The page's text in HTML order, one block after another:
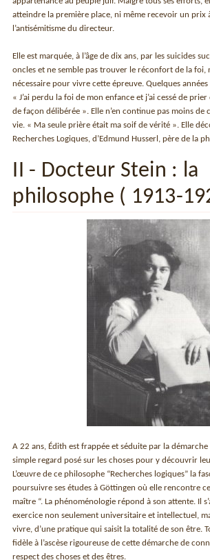
atteindre la première place, ni même recevoir un prix
l’antisémitisme du directeur.
Elle est marquée, à l’âge de dix ans, par les suicides
oncles et ne semble pas trouver le réconfort de la foi,
nécessaire pour vivre cette épreuve. Quelques
« J’ai perdu la foi de mon enfance et j’ai cessé de
de façon délibérée ». Elle n’en continue pas moins de
vie. « Ma seule prière était ma soif de vérité ». Elle
Recherches Logiques, d’Edmund Husserl, père de la
II - Docteur Stein : la
philosophe ( 1913-
A 22 ans, Édith est frappée et séduite par la démarche
simple regard posé sur les choses pour y découvrir
L’œuvre de ce philosophe “Recherches logiques” la
poursuivre ses études à Göttingen où elle rencontre
maître “. La phénoménologie répond à son attente. Il
exercice non seulement universitaire et intellectuel,
vivre, d’une pratique qui saisit la totalité de son être.
fidèle à l’ascèse rigoureuse de cette démarche de
respect des choses et des êtres.